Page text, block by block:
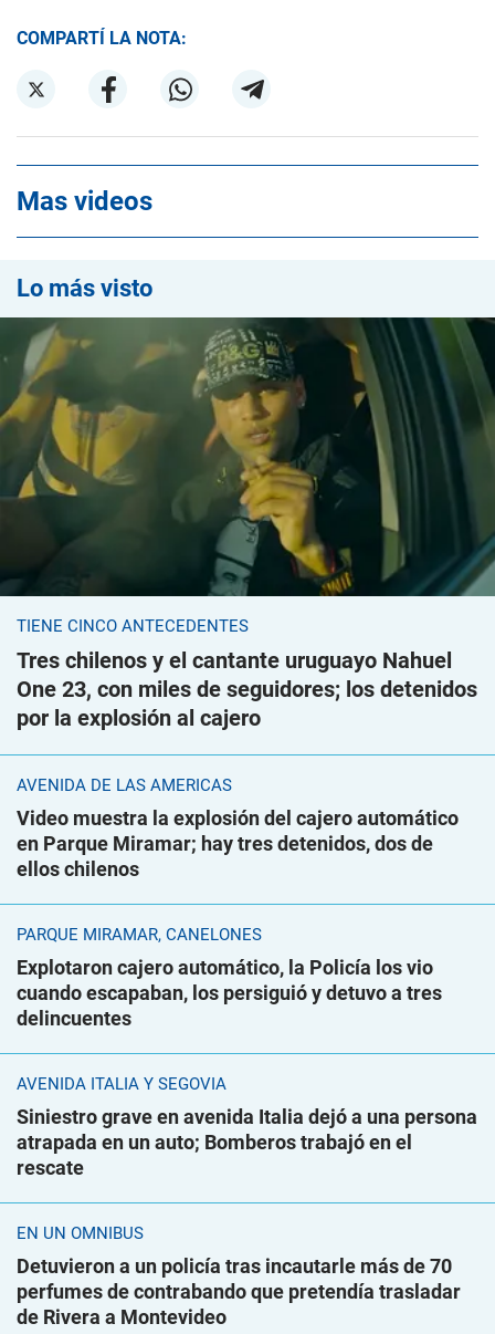
COMPARTÍ LA NOTA:
Mas videos
Lo más visto
TIENE CINCO ANTECEDENTES
Tres chilenos y el cantante uruguayo Nahuel
One 23, con miles de seguidores; los detenidos
por la explosión al cajero
AVENIDA DE LAS AMÉRICAS
Video muestra la explosión del cajero automático
en Parque Miramar; hay tres detenidos, dos de
ellos chilenos
PARQUE MIRAMAR, CANELONES
Explotaron cajero automático, la Policía los vio
cuando escapaban, los persiguió y detuvo a tres
delincuentes
AVENIDA ITALIA Y SEGOVIA
Siniestro grave en avenida Italia dejó a una persona
atrapada en un auto; Bomberos trabajó en el
rescate
EN UN ÓMNIBUS
Detuvieron a un policía tras incautarle más de 70
perfumes de contrabando que pretendía trasladar
de Rivera a Montevideo